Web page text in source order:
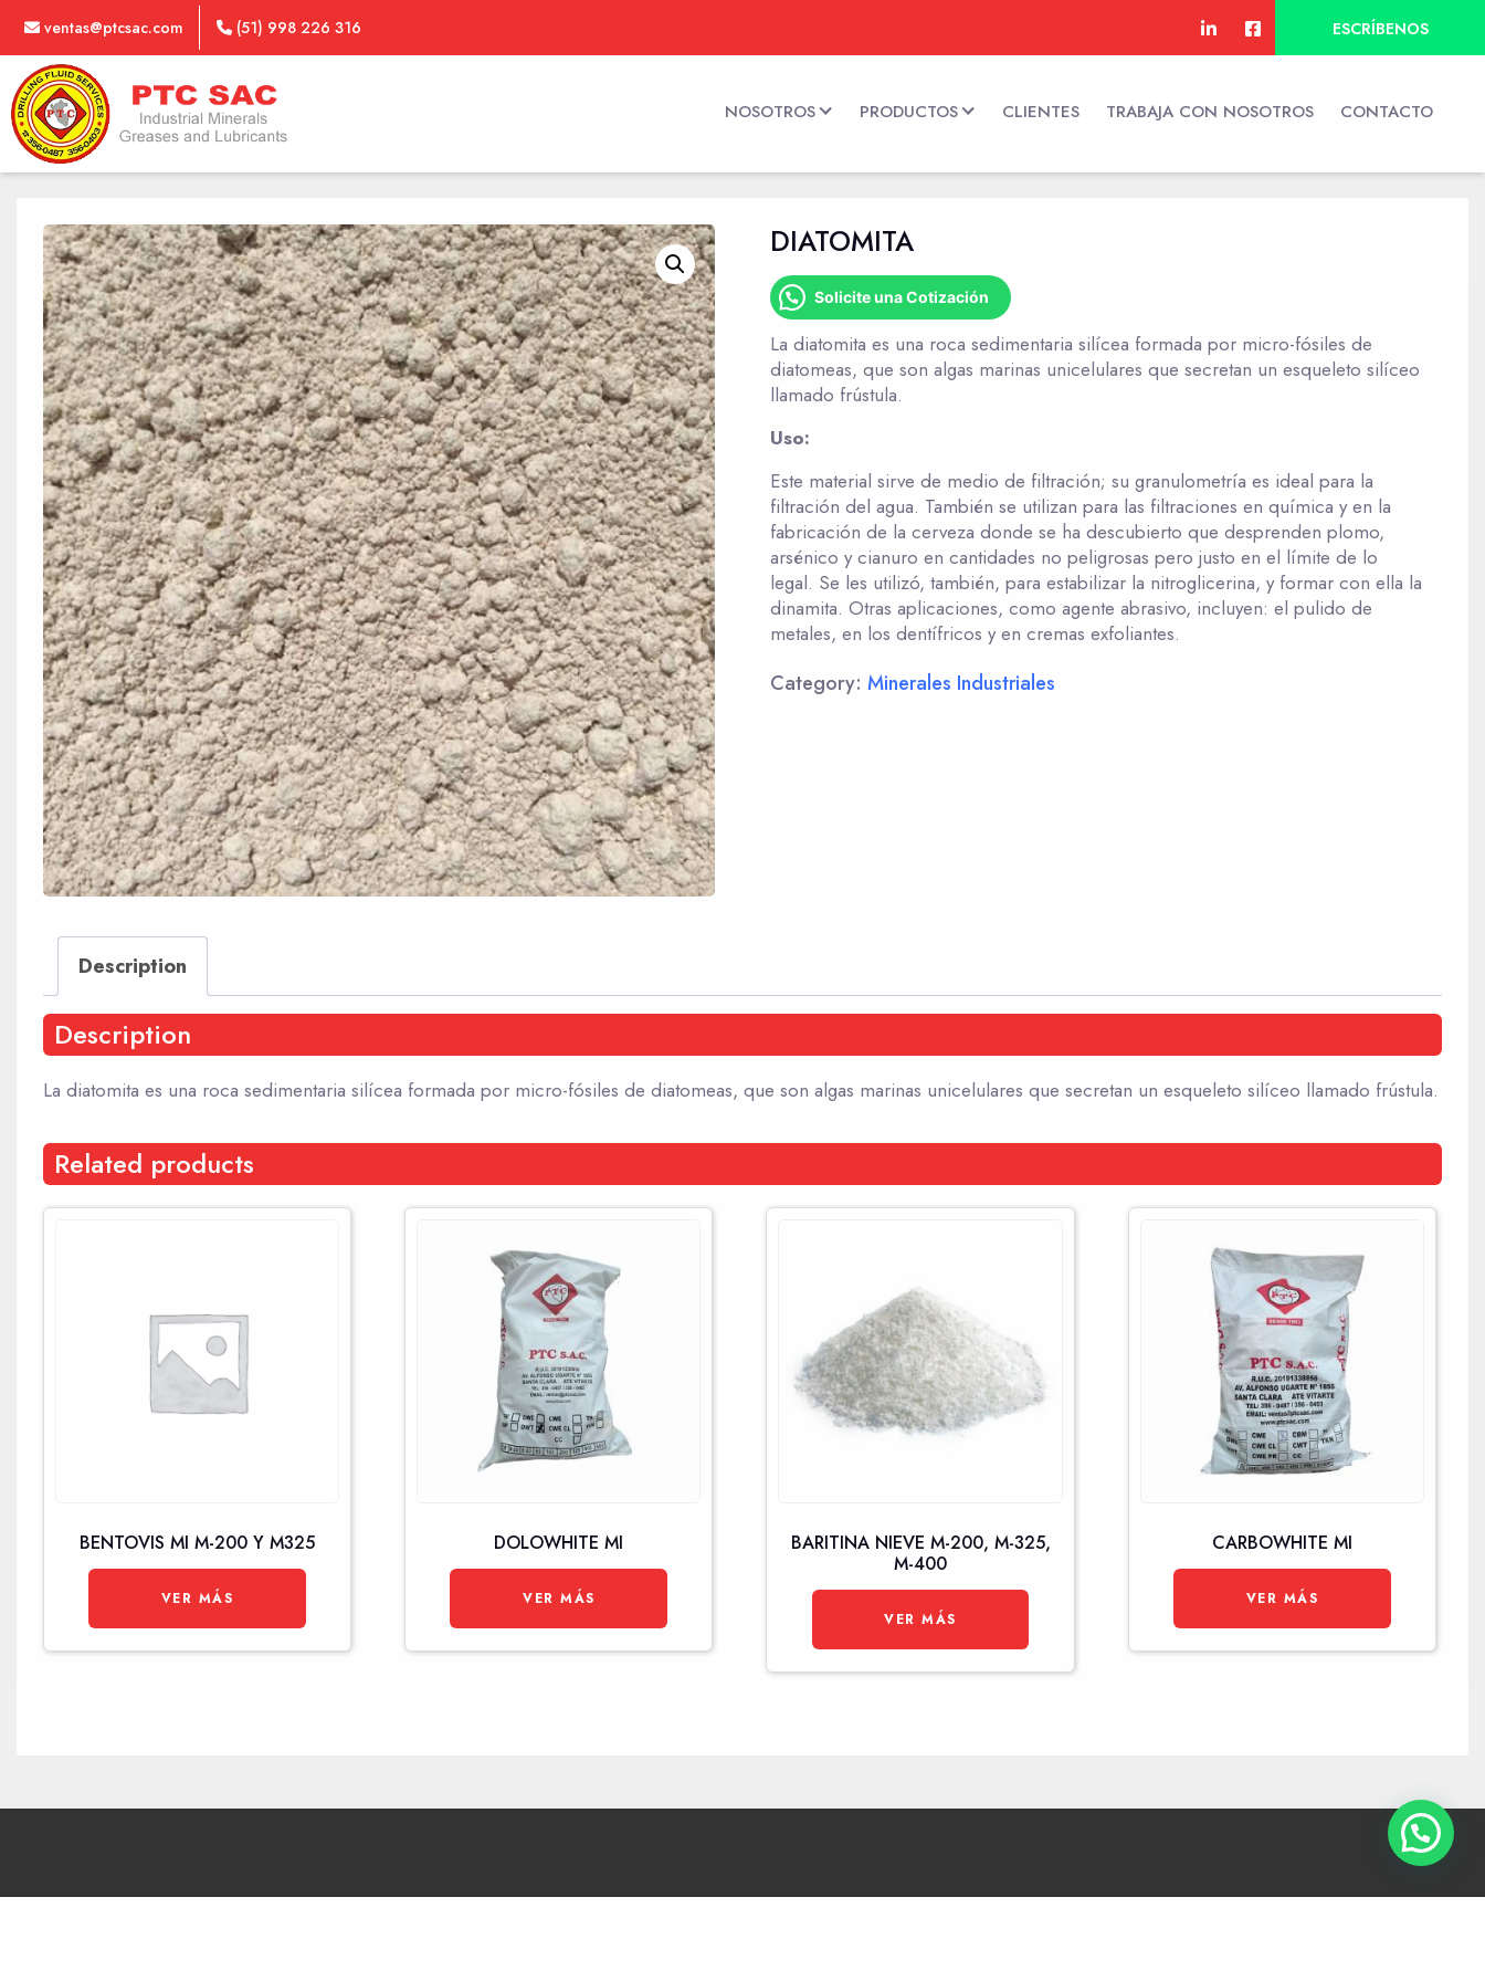
ventas@ptcsac.com (51) 998 226 316 ESCRÍBENOS
NOSOTROS PRODUCTOS CLIENTES TRABAJA CON NOSOTROS CONTACTO
DIATOMITA
Solicite una Cotización
La diatomita es una roca sedimentaria silícea formada por micro-fósiles de
diatomeas, que son algas marinas unicelulares que secretan un esqueleto silíceo
llamado frústula.
Uso:
Este material sirve de medio de filtración; su granulometría es ideal para la
filtración del agua. También se utilizan para las filtraciones en química y en la
fabricación de la cerveza donde se ha descubierto que desprenden plomo,
arsénico y cianuro en cantidades no peligrosas pero justo en el límite de lo
legal. Se les utilizó, también, para estabilizar la nitroglicerina, y formar con ella la
dinamita. Otras aplicaciones, como agente abrasivo, incluyen: el pulido de
metales, en los dentífricos y en cremas exfoliantes.
Category:Minerales Industriales
Description
Description
La diatomita es una roca sedimentaria silícea formada por micro-fósiles de diatomeas, que son algas marinas unicelulares que secretan un esqueleto silíceo llamado frústula.
Related products
BENTOVIS MI M-200 Y M325 DOLOWHITE MI
BARITINA NIEVE M-200, M-325,
M-400
CARBOWHITE MI